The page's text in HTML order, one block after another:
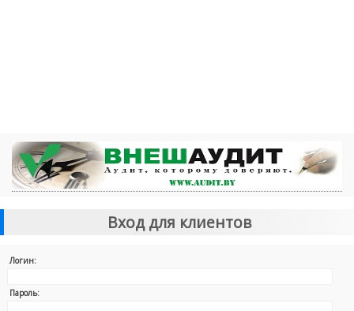
Вход для клиентов
Логин:
Пароль: